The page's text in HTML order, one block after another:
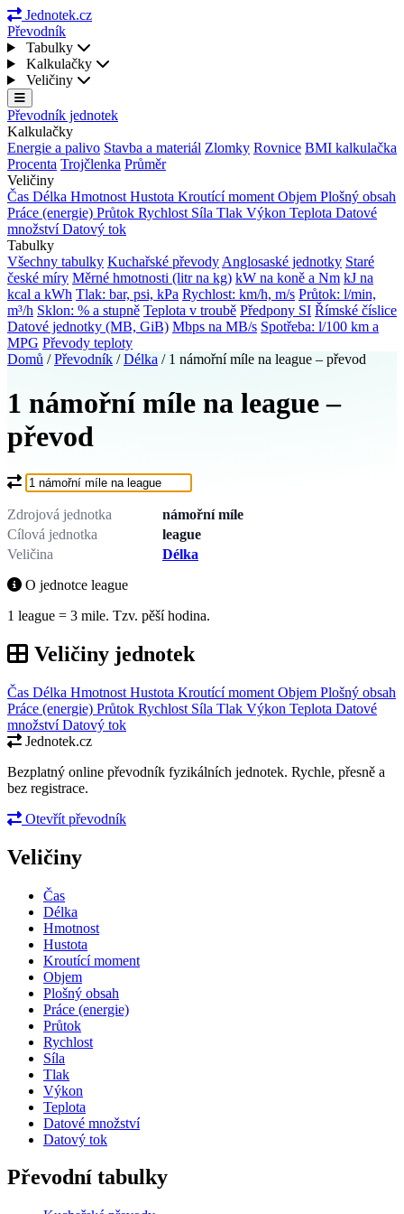
Jednotek.cz
Převodník
Tabulky
Kalkulačky
Veličiny
Převodník jednotek
Kalkulačky
Energie a palivo Stavba a materiál Zlomky Rovnice BMI kalkulačka
Procenta Trojčlenka Průměr
Veličiny
Čas Délka Hmotnost Hustota Kroutící moment Objem Plošný obsah
Práce (energie) Průtok Rychlost Síla Tlak Výkon Teplota Datové
množstvíDatový tok
Tabulky
Všechny tabulky Kuchařské převody Anglosaské jednotky Staré
české míry Měrné hmotnosti (litr na kg) kW na koně a Nm kJ na
kcal a kWh Tlak: bar, psi, kPa Rychlost: km/h, m/s Průtok: l/min,
m³/h Sklon: % a stupně Teplota v troubě Předpony SI Římské číslice
Datové jednotky (MB, GiB) Mbps na MB/s Spotřeba: l/100 km a
MPG Převody teploty
Domů / Převodník / Délka / 1 námořní míle na league – převod
1 námořní míle na league –
převod
Co chcete převést?
Zdrojová jednotka
námořní míle
Cílová jednotka
league
Veličina
Délka
O jednotce league
1 league = 3 mile. Tzv. pěší hodina.
Veličiny jednotek
Čas Délka Hmotnost Hustota Kroutící moment Objem Plošný obsah
Práce (energie) Průtok Rychlost Síla Tlak Výkon Teplota Datové
množstvíDatový tok
Jednotek.cz
Bezplatný online převodník fyzikálních jednotek. Rychle, přesně a
bez registrace.
Otevřít převodník
Veličiny
Čas
Délka
Hmotnost
Hustota
Kroutící moment
Objem
Plošný obsah
Práce (energie)
Průtok
Rychlost
Síla
Tlak
Výkon
Teplota
Datové množství
Datový tok
Převodní tabulky